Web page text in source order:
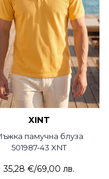
XINT
памучна блуза
501987-43 XNT
35,28 €/69,00 лв.